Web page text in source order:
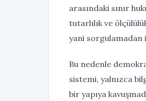
arasındaki sınır
tutarlılık ve
yani sorgulamadan
Bu nedenle
sistemi, yalnızca
bir yapıya